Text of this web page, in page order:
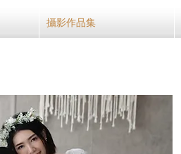
攝影作品集